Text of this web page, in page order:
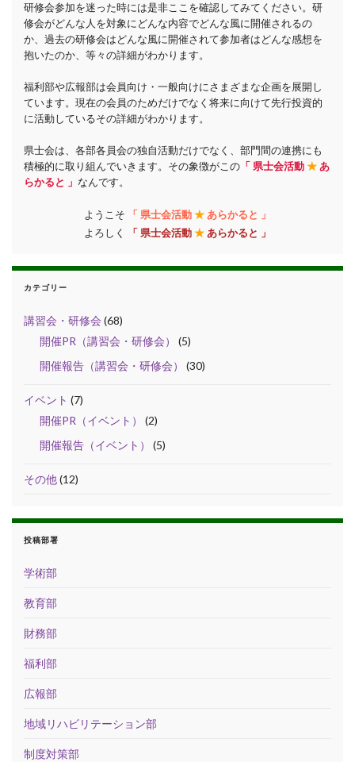
研修会参加を迷った時には是非ここを確認してみてください。研
修会がどんな人を対象にどんな内容でどんな風に開催されるの
か、過去の研修会はどんな風に開催されて参加者はどんな感想を
抱いたのか、等々の詳細がわかります。
福利部や広報部は会員向け・一般向けにさまざまな企画を展開し
ています。現在の会員のためだけでなく将来に向けて先行投資的
に活動しているその詳細がわかります。
県士会は、各部各員会の独自活動だけでなく、部門間の連携にも
積極的に取り組んでいきます。その象徴がこの 「 県士会活動★あ
らかると 」 なんです。
ようこそ 「 県士会活動★あらかると 」
よろしく
「 県士会活動★あらかると 」
カテゴリー
講習会・研修会 (68)
開催PR（講習会・研修会）
(5)
開催報告（講習会・研修会）
(30)
イベント (7)
開催PR（イベント）
(2)
開催報告（イベント）
(5)
その他(12)
投稿部署
学術部
教育部
財務部
福利部
広報部
地域リハビリテーション部
制度対策部